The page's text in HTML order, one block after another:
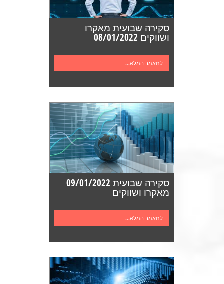
סקירה שבועית מאקרו
ושווקים 08/01/2022
למאמר המלא...
סקירה שבועית 09/01/2022
מאקרו ושווקים
למאמר המלא...